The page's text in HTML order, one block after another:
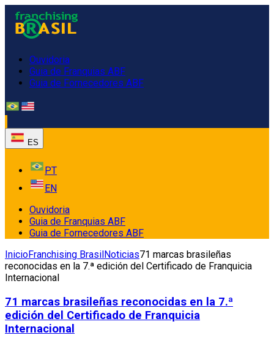
Ouvidoria
Guia de Franquias ABF
Guia de Fornecedores ABF
ES
PT
EN
Ouvidoria
Guia de Franquias ABF
Guia de Fornecedores ABF
InicioFranchising BrasilNoticias71 marcas brasileñas
reconocidas en la 7.ª edición del Certificado de Franquicia
Internacional
71 marcas brasileñas reconocidas en la 7.ª
edición del Certificado de Franquicia
Internacional